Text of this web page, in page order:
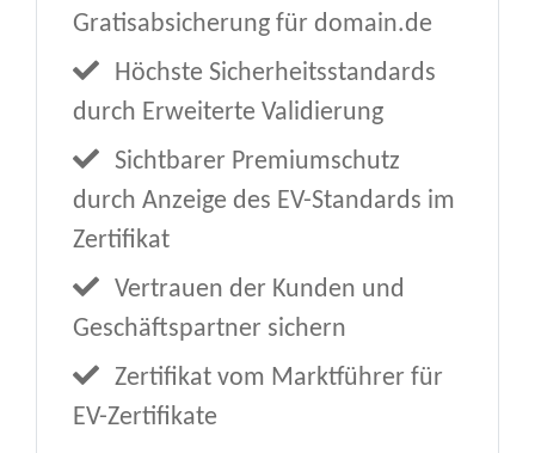
Gratisabsicherung für domain.de
Höchste Sicherheitsstandards
durch Erweiterte Validierung
Sichtbarer Premiumschutz
durch Anzeige des EV-Standards im
Zertifikat
Vertrauen der Kunden und
Geschäftspartner sichern
Zertifikat vom Marktführer für
EV-Zertifikate